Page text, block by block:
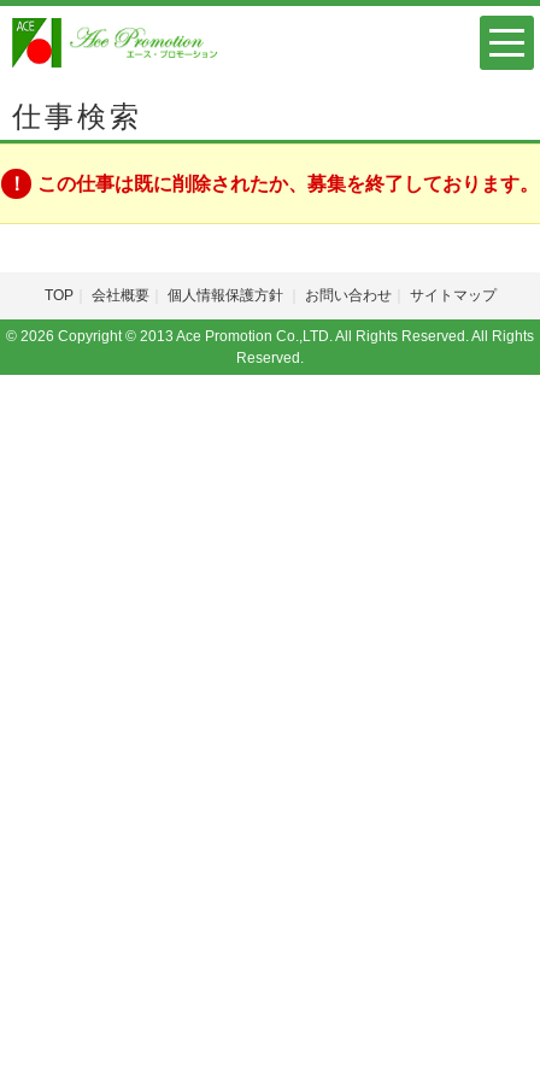
仕事検索
この仕事は既に削除されたか、募集を終了しております。
TOP 会社概要 個人情報保護方針 お問い合わせ サイトマップ
© 2026 Copyright © 2013 Ace Promotion Co.,LTD. All Rights Reserved. All Rights
Reserved.